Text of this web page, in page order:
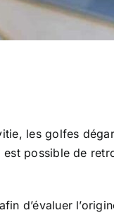
les golfes
possible de
d’évaluer